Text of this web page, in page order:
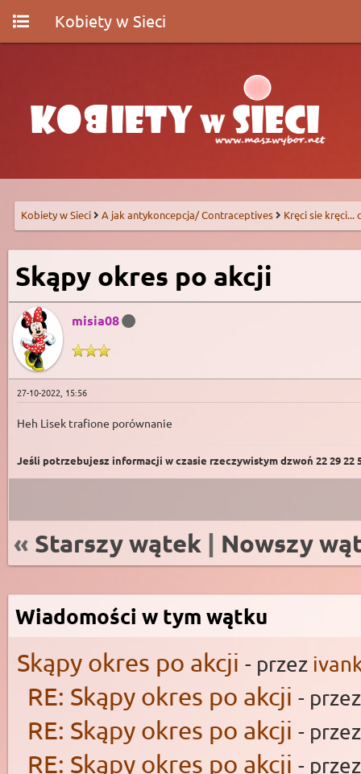
Kobiety w Sieci
Kobiety w Sieci A jak antykoncepcja/ Contraceptives Kręci sie kręci...
Skąpy okres po akcji
misia08
27-10-2022, 15:56
Heh Lisek trafione porównanie
Jeśli potrzebujesz informacji w czasie rzeczywistym dzwoń 22 29 22
« Starszy wątek | Nowszy
Wiadomości w tym wątku
Skąpy okres po akcji - przez
RE: Skąpy okres po akcji -
RE: Skąpy okres po akcji -
RE: Skąpy okres po akcji -